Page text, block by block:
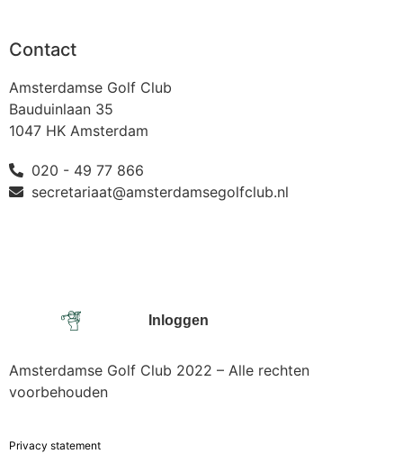
Contact
Amsterdamse Golf Club
Bauduinlaan 35
1047 HK Amsterdam
020 - 49 77 866
secretariaat@amsterdamsegolfclub.nl
Inloggen
Amsterdamse Golf Club 2022 – Alle rechten
voorbehouden
Privacy statement